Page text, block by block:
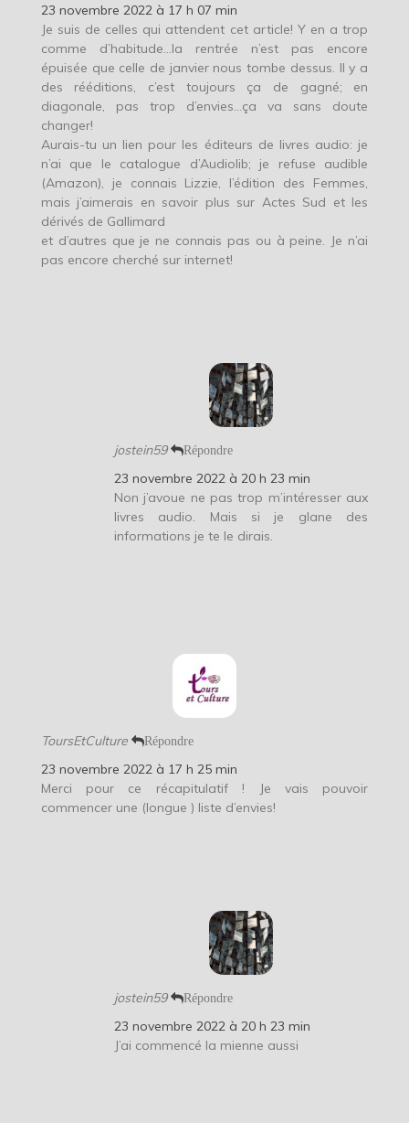
23 novembre 2022 à 17 h 07 min
Je suis de celles qui attendent cet article! Y en a trop
comme d’habitude…la rentrée n’est pas encore
épuisée que celle de janvier nous tombe dessus. Il y a
des rééditions, c’est toujours ça de gagné; en
diagonale, pas trop d’envies…ça va sans doute
changer!
Aurais-tu un lien pour les éditeurs de livres audio: je
n’ai que le catalogue d’Audiolib; je refuse audible
(Amazon), je connais Lizzie, l’édition des Femmes,
mais j’aimerais en savoir plus sur Actes Sud et les
dérivés de Gallimard
et d’autres que je ne connais pas ou à peine. Je n’ai
pas encore cherché sur internet!
jostein59 Répondre
23 novembre 2022 à 20 h 23 min
Non j’avoue ne pas trop m’intéresser aux
livres audio. Mais si je glane des
informations je te le dirais.
ToursEtCulture Répondre
23 novembre 2022 à 17 h 25 min
Merci pour ce récapitulatif ! Je vais pouvoir
commencer une (longue ) liste d’envies!
jostein59 Répondre
23 novembre 2022 à 20 h 23 min
J’ai commencé la mienne aussi